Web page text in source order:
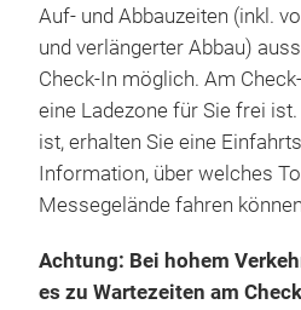
Auf- und Abbauzeiten (inkl.
und verlängerter Abbau)
Check-In möglich. Am
eine Ladezone für Sie frei ist.
ist, erhalten Sie eine
Information, über welches
Messegelände fahren
Achtung: Bei hohem
es zu Wartezeiten am